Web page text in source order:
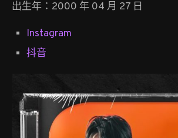
出生年：2000 年 04 月 27 日
Instagram
抖音